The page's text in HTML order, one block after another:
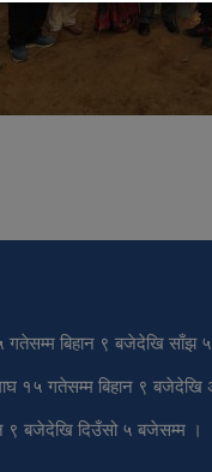
गतेसम्म बिहान ९ बजेदेखि साँझ
१५ गतेसम्म बिहान ९ बजेदेखि
९ बजेदेखि दिउँसो ५ बजेसम्म ।